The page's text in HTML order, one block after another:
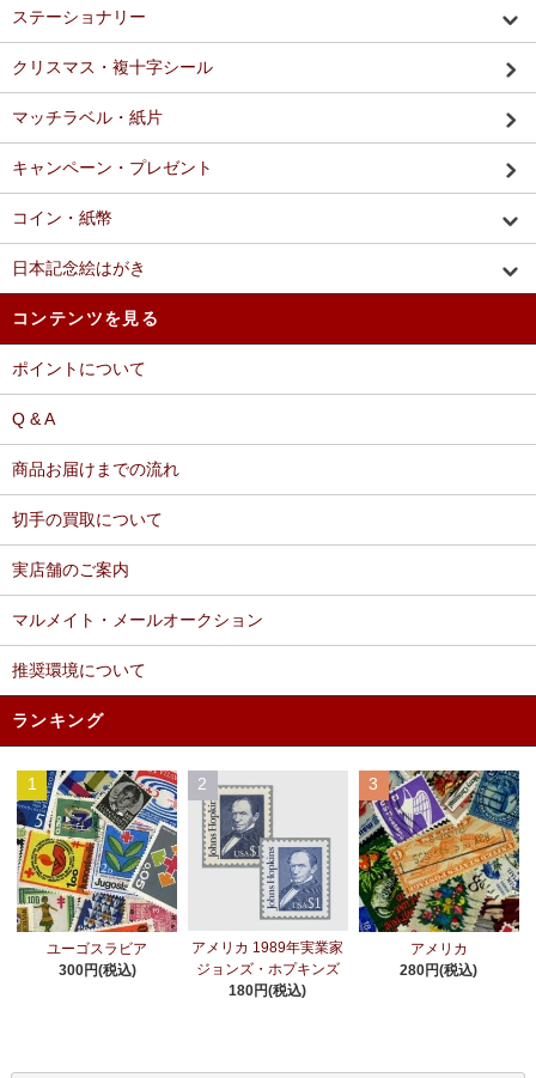
ステーショナリー
クリスマス・複十字シール
マッチラベル・紙片
キャンペーン・プレゼント
コイン・紙幣
日本記念絵はがき
コンテンツを見る
ポイントについて
Q & A
商品お届けまでの流れ
切手の買取について
実店舗のご案内
マルメイト・メールオークション
推奨環境について
ランキング
1
ユーゴスラビア
300円(税込)
2
アメリカ 1989年実業家
ジョンズ・ホプキンズ
180円(税込)
3
アメリカ
280円(税込)